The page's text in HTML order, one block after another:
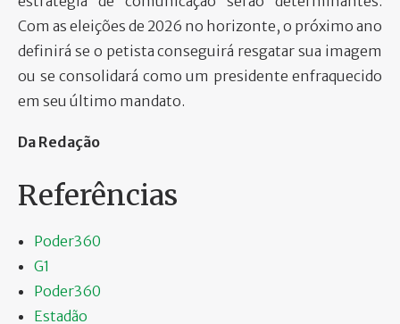
Com as eleições de 2026 no horizonte, o próximo ano
definirá se o petista conseguirá resgatar sua imagem
ou se consolidará como um presidente enfraquecido
em seu último mandato.
Da Redação
Referências
Poder360
G1
Poder360
Estadão